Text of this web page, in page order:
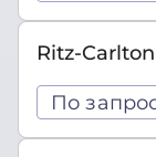
Ritz-
По